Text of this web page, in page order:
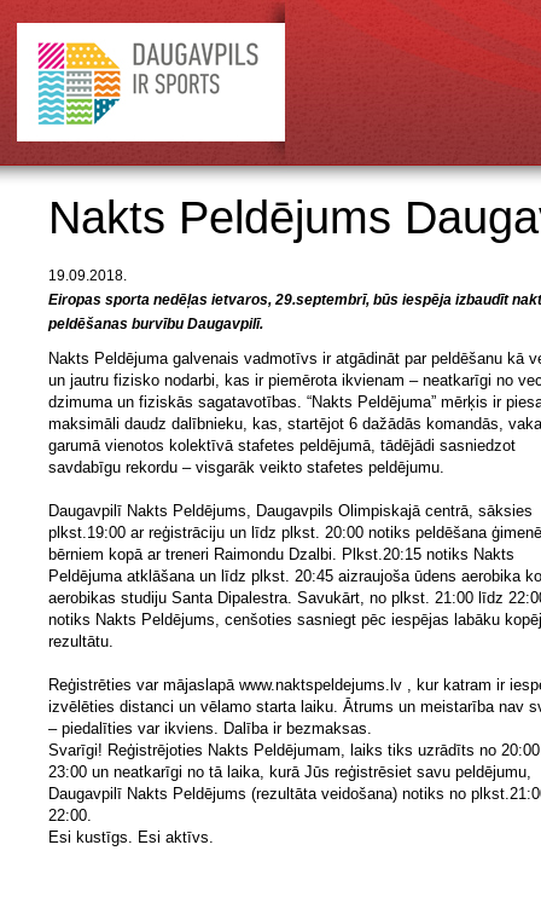
Nakts Peldējums
19.09.2018.
Eiropas sporta nedēļas ietvaros, 29.septembrī, būs iespēja izbaudīt
peldēšanas burvību Daugavpilī.
Nakts Peldējuma galvenais vadmotīvs ir atgādināt par peldēšanu kā
un jautru fizisko nodarbi, kas ir piemērota ikvienam – neatkarīgi no
dzimuma un fiziskās sagatavotības. “Nakts Peldējuma” mērķis ir
maksimāli daudz dalībnieku, kas, startējot 6 dažādās komandās,
garumā vienotos kolektīvā stafetes peldējumā, tādējādi sasniedzot
savdabīgu rekordu – visgarāk veikto stafetes peldējumu.
Daugavpilī Nakts Peldējums, Daugavpils Olimpiskajā centrā, sāksies
plkst.19:00 ar reģistrāciju un līdz plkst. 20:00 notiks peldēšana
bērniem kopā ar treneri Raimondu Dzalbi. Plkst.20:15 notiks Nakts
Peldējuma atklāšana un līdz plkst. 20:45 aizraujoša ūdens aerobika
aerobikas studiju Santa Dipalestra. Savukārt, no plkst. 21:00 līdz
notiks Nakts Peldējums, cenšoties sasniegt pēc iespējas labāku
rezultātu.
Reģistrēties var mājaslapā www.naktspeldejums.lv , kur katram ir
izvēlēties distanci un vēlamo starta laiku. Ātrums un meistarība nav
– piedalīties var ikviens. Dalība ir bezmaksas.
Svarīgi! Reģistrējoties Nakts Peldējumam, laiks tiks uzrādīts no
23:00 un neatkarīgi no tā laika, kurā Jūs reģistrēsiet savu peldējumu,
Daugavpilī Nakts Peldējums (rezultāta veidošana) notiks no
22:00.
Esi kustīgs. Esi aktīvs.